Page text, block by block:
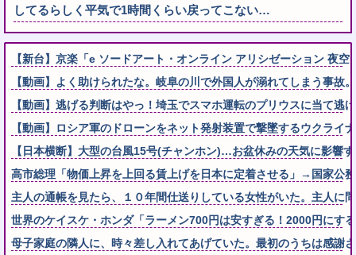
してるらしく平気で1時間くらい戻ってこない…
【新台】京楽「e ソードアート・オンライン アリシゼーション 夜
【動画】よく助けられたな。岐阜の川で外国人が溺れてしまう事故。
【動画】逃げる判断はやっ！埼玉でスマホ運転のプリウスに当て逃
【動画】ロシア軍のドローンをネット発射装置で撃墜するウクライ
【日本横断】大型の台風15号(チャンホン)…お盆休みの天気に影響
高市総理「物価上昇を上回る賃上げを日本に定着させる」→国家公
主人の通帳を見たら、１０年間仕送りしている女性がいた。主人に
世界のケイスケ・ホンダ「ラーメン700円は安すぎる！2000円にす
母子家庭の隣人に、時々差し入れてあげていた。最初のうちは感謝